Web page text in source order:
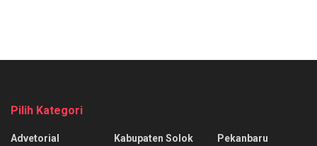
Pilih Kategori
Advetorial
Kabupaten Solok
Pekanbaru